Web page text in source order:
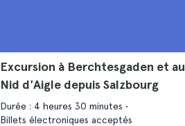
Excursion à Berchtesgaden et au
Nid d'Aigle depuis Salzbourg
Durée : 4 heures 30 minutes
Billets électroniques acceptés